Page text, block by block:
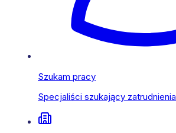
Szukam pracy
Specjaliści szukający zatrudnienia